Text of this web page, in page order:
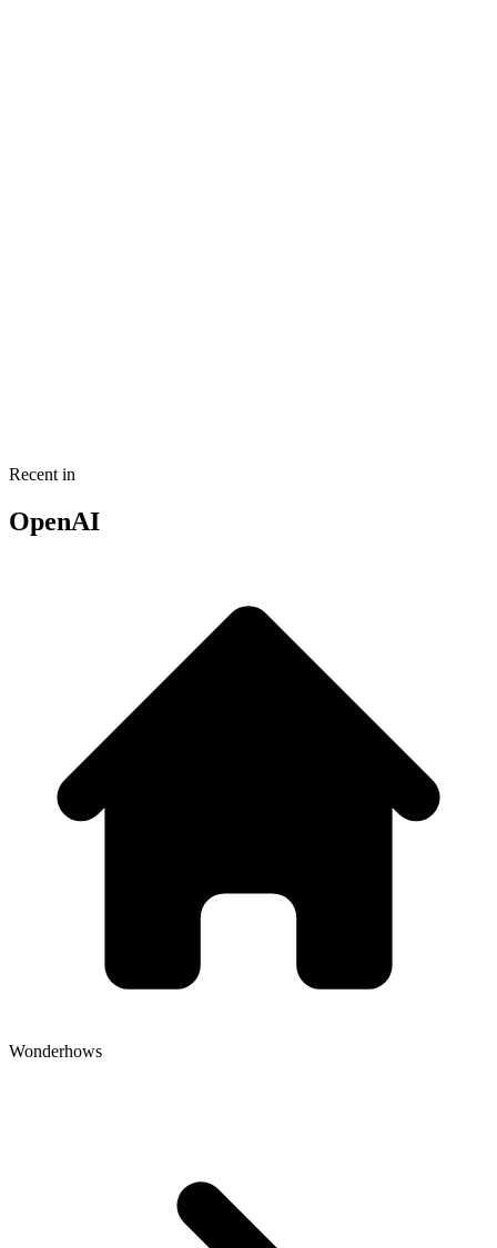
Recent in
OpenAI
Wonderhows